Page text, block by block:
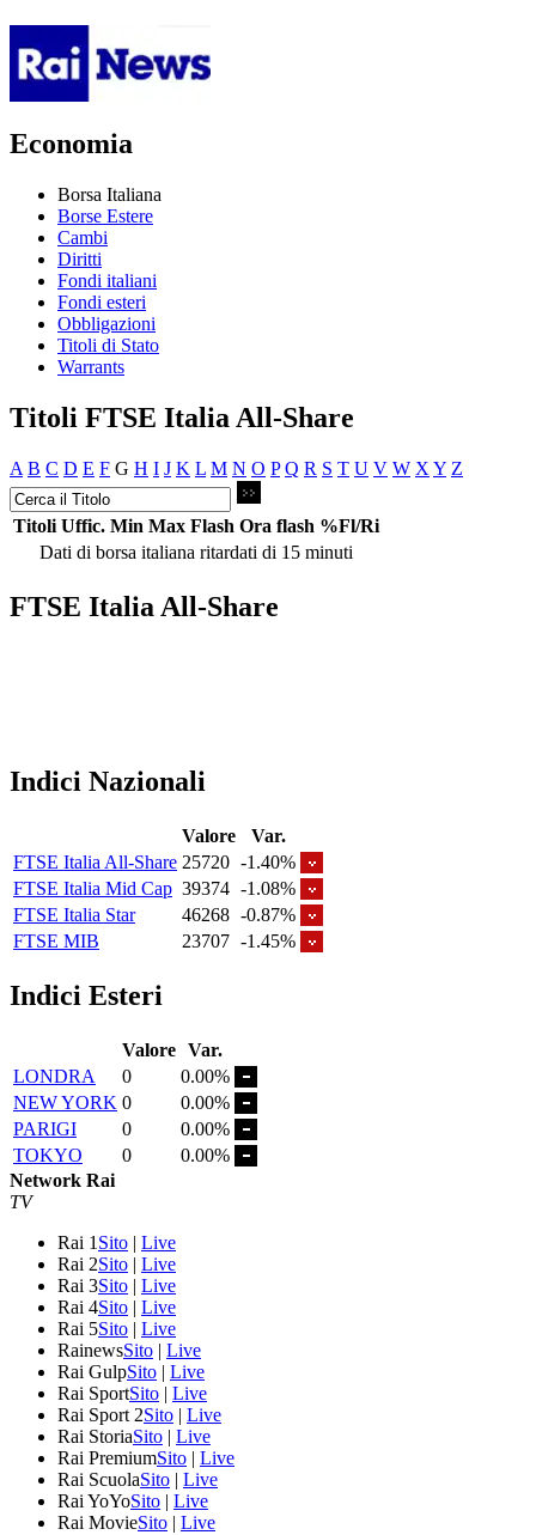
Economia
Borsa Italiana
Borse Estere
Cambi
Diritti
Fondi italiani
Fondi esteri
Obbligazioni
Titoli di Stato
Warrants
Titoli FTSE Italia All-Share
A B C D E F G H I J K L M N O P Q R S T U V W X Y Z
Titoli Uffic. Min Max Flash Ora flash %Fl/Ri
Dati di borsa italiana ritardati di 15 minuti
FTSE Italia All-Share
Indici Nazionali
Valore
Var.
FTSE Italia All-Share 25720 -1.40%
FTSE Italia Mid Cap 39374 -1.08%
FTSE Italia Star
46268 -0.87%
FTSE MIB
23707 -1.45%
Indici Esteri
Valore Var.
LONDRA
0
0.00%
NEW YORK 0
0.00%
PARIGI
0
0.00%
TOKYO
0
0.00%
Network Rai
TV
Rai 1 Sito | Live
Rai 2Sito | Live
Rai 3Sito | Live
Rai 4Sito | Live
Rai 5Sito | Live
RainewsSito | Live
Rai GulpSito | Live
Rai SportSito | Live
Rai Sport 2Sito | Live
Rai StoriaSito | Live
Rai PremiumSito | Live
Rai ScuolaSito | Live
Rai YoYoSito | Live
Rai MovieSito | Live